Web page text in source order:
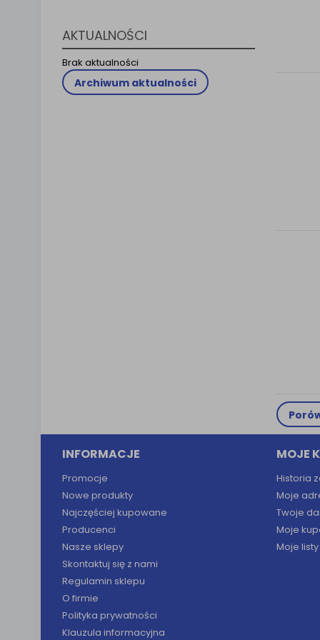
AKTUALNOŚCI
Brak aktualności
Archiwum aktualności
INFORMACJE
Promocje
Nowe produkty
Najczęściej kupowane
Producenci
Nasze sklepy
Skontaktuj się z nami
Regulamin sklepu
O firmie
Polityka prywatności
Klauzula informacyjna
MOJE
Historia
Moje
Twoje
Moje
Moje